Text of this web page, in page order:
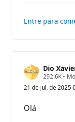
Entre para
Dio
292.6K P
n
•
21 de jul. de 2025
Olá